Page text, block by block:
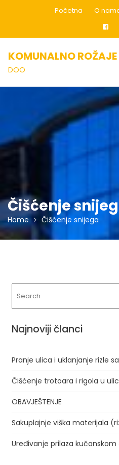
Početna O
KOMUNALNO ROŽAJE
DOO
Čišćenje
Home Čišćenje snijega
Najnoviji članci
Pranje ulica i uklanjanje rizle
Čišćenje trotoara i rigola u
OBAVJEŠTENJE
Sakuplajnje viška materijala
Uređivanje prilaza kučanskom